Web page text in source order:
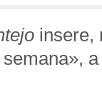
insere,